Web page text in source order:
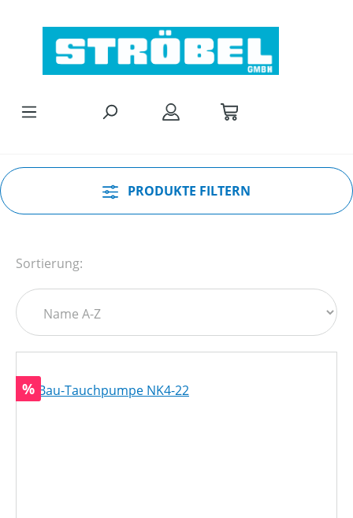
PRODUKTE FILTERN
Sortierung:
Rabatt
%